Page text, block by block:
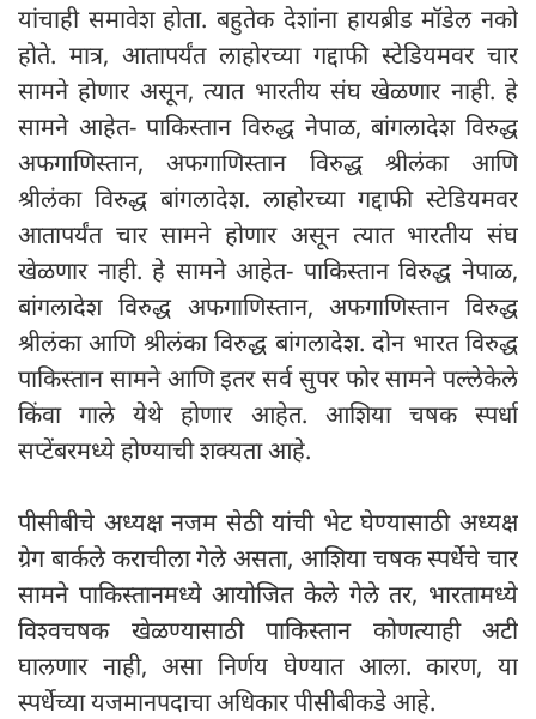
यांचाही समावेश होता. बहुतेक देशांना हायब्रीड मॉडेल नको
होते. मात्र, आतापर्यंत लाहोरच्या गद्दाफी स्टेडियमवर चार
सामने होणार असून, त्यात भारतीय संघ खेळणार नाही. हे
सामने आहेत- पाकिस्तान विरुद्ध नेपाळ, बांगलादेश विरुद्ध
अफगाणिस्तान, अफगाणिस्तान विरुद्ध श्रीलंका आणि
श्रीलंका विरुद्ध बांगलादेश. लाहोरच्या गद्दाफी स्टेडियमवर
आतापर्यंत चार सामने होणार असून त्यात भारतीय संघ
खेळणार नाही. हे सामने आहेत- पाकिस्तान विरुद्ध नेपाळ,
बांगलादेश विरुद्ध अफगाणिस्तान, अफगाणिस्तान विरुद्ध
श्रीलंका आणि श्रीलंका विरुद्ध बांगलादेश. दोन भारत विरुद्ध
पाकिस्तान सामने आणि इतर सर्व सुपर फोर सामने पल्लेकेले
किंवा गाले येथे होणार आहेत. आशिया चषक स्पर्धा
सप्टेंबरमध्ये होण्याची शक्यता आहे.
पीसीबीचे अध्यक्ष नजम सेठी यांची भेट घेण्यासाठी अध्यक्ष
ग्रेग बार्कले कराचीला गेले असता, आशिया चषक स्पर्धेचे चार
सामने पाकिस्तानमध्ये आयोजित केले गेले तर, भारतामध्ये
विश्वचषक खेळण्यासाठी पाकिस्तान कोणत्याही अटी
घालणार नाही, असा निर्णय घेण्यात आला. कारण, या
स्पर्धेच्या यजमानपदाचा अधिकार पीसीबीकडे आहे.